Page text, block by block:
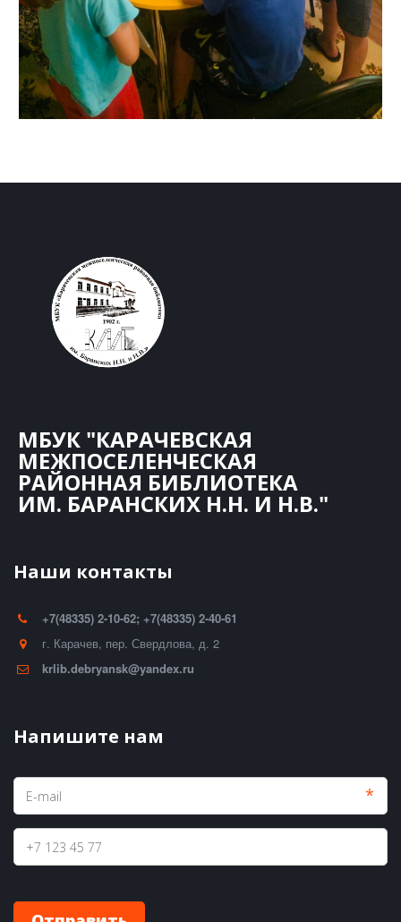
МБУК "КАРАЧЕВСКАЯ
МЕЖПОСЕЛЕНЧЕСКАЯ
РАЙОННАЯ БИБЛИОТЕКА
ИМ. БАРАНСКИХ Н.Н. И Н.В."
Наши контакты
+7(48335) 2-10-62; +7(48335) 2-40-61
г. Карачев, пер. Свердлова, д. 2
krlib.debryansk@yandex.ru
Напишите нам
*